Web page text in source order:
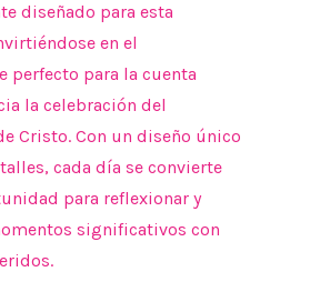
diseñado para esta
en el
perfecto para la cuenta
la celebración del
Cristo. Con un diseño único
cada día se convierte
para reflexionar y
significativos con